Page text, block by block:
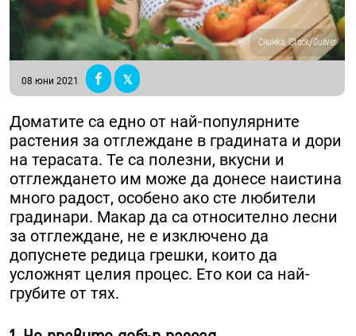
Снимка: iStock/Guliver
08 юни 2021
Доматите са едно от най-популярните
растения за отглеждане в градината и дори
на терасата. Те са полезни, вкусни и
отглеждането им може да донесе наистина
много радост, особено ако сте любители
градинари. Макар да са относително лесни
за отглеждане, не е изключено да
допуснете редица грешки, които да
усложнят целия процес. Ето кои са най-
грубите от тях.